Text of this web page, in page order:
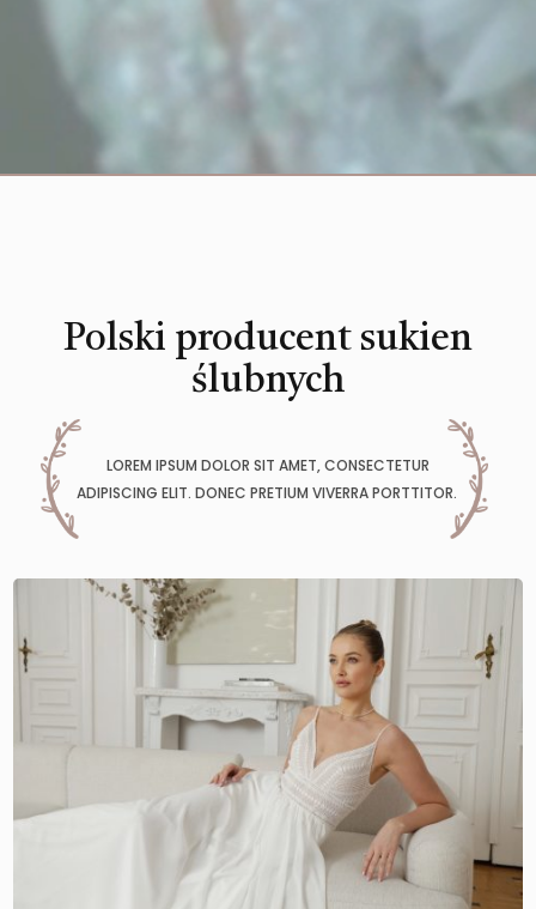
Polski producent sukien
ślubnych
LOREM IPSUM DOLOR SIT AMET, CONSECTETUR
ADIPISCING ELIT. DONEC PRETIUM VIVERRA PORTTITOR.